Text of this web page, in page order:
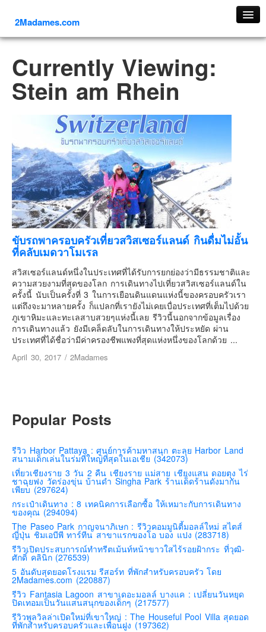
2Madames.com
ภาคเหนือ
ภาคใต้
ภาคกลาง
ภาคตะวันตก
ภาคอีสาน
ทริปต่างประเทศ
ยุโรป
รัสเซีย
ตุรกี-ตุรเคีย
เยอรมัน
ฝรั่งเศส
ออสเตรีย
สาธารณรัฐเช็ก
ฮังการี
เนเธอร์แลนด์
โปรตุเกส
โครเอเชีย
สโลเวเนีย
มอนเตรเนโกร
บอสเนียและเฮอร์เซโกวีน่า
ญี่ปุ่น
คันโต-โตเกียวและรอบๆ
คันไซ-โอซาก้า เกียวโต
คิวชู – ฟุกุโอกะ ซางะ เปปปุ ยุฟุอิน นางาซากิ
ฟูจิ
ฮอกไกโด
Currently Viewing:
Stein am Rhein
ขับรถพาครอบครัวเที่ยวสวิสเซอร์แลนด์ กินดื่มไม่อั้น
ที่คลับเมดวาโมเรล
สวิสเซอร์แลนด์หนึ่งในประเทศที่ได้รับการยกย่องว่ามีธรรมชาติและ
ความสวยงามที่สุดของโลก การเดินทางไปเที่ยวสวิสเซอร์แลนด์ใน
ครั้งนี้ นับเป็นครั้งที่ 3 ในการเยือนดินแดนแห่งนี้ของครอบครัวเรา
แต่ถึงจะมาหลายครั้ง ก็แปลกที่เรายังไม่เคยเบื่อประเทศที่เต็มไปด้วย
ภูเขาหิมะและทะเลสาบสวยๆแห่งนี้เลย รีวิวนี้นอกจากข้อมูลเรื่อง
การเดินทางแล้ว ยังมีเคล็ดลับในการเดินทางให้ประหยัด ผ่าน
ประเทศที่ได้ชื่อว่ามีค่าครองชีพแพงที่สุดแห่งหนึ่งของโลกด้วย ...
April 30, 2017 / 2Madames
Popular Posts
รีวิว Harbor Pattaya : ศูนย์การค้ามหาสนุก ตะลุย Harbor Land
สนามเด็กเล่นในร่มที่ใหญ่ที่สุดในเอเชีย (342073)
เที่ยวเชียงราย 3 วัน 2 คืน เชียงราย แม่สาย เชียงแสน ดอยตุง ไร่
ชาฉุยฟง วัดร่องขุ่น บ้านดำ Singha Park ร้านเด็ดร้านดังมากัน
เพียบ (297624)
กระเป๋าเดินทาง : 8 เทคนิคการเลือกซื้อ ให้เหมาะกับการเดินทาง
ของคุณ (294094)
The Paseo Park กาญจนาภิเษก : รีวิวคอมมูนิตี้มอลล์ใหม่ สไตส์
ญี่ปุ่น ชิมเอบีพี ทาร์ทีน สาขาแรกของโอ บอง แปง (283718)
รีวิวเปิดประสบการณ์ทำทรีตเม้นท์หน้าขาวใสไร้รอยฝ้ากระ ที่วุฒิ-
ศักดิ์ คลินิก (276539)
5 อันดับสุดยอดโรงแรม รีสอร์ท ที่พักสำหรับครอบครัว โดย
2Madames.com (220887)
รีวิว Fantasia Lagoon สาขาเดอะมอลล์ บางแค : เปลี่ยนวันหยุด
ปิดเทอมเป็นวันแสนสนุกของเด็กๆ (217577)
รีวิวพูลวิลล่าเปิดใหม่ที่เขาใหญ่ : The Houseful Pool Villa สุดยอด
ที่พักสำหรับครอบครัวและเพื่อนฝูง (197362)